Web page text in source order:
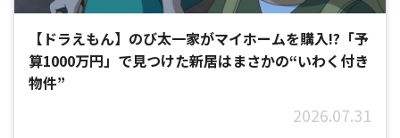
【ドラえもん】のび太一家がマイホームを購入!?「予
算1000万円」で見つけた新居はまさかの“いわく付き
物件”
2026.07.31